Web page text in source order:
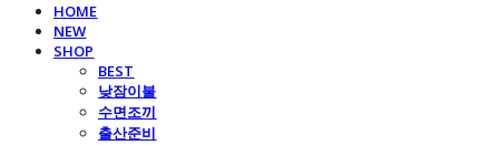
HOME
NEW
SHOP
BEST
낮잠이불
수면조끼
출산준비